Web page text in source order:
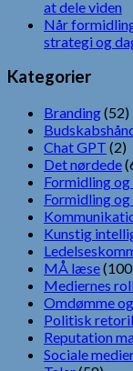
at dele viden
Når
strategi og
Kategorier
Branding(52)
Chat GPT (2)
Det nørdede
Formidling og
Formidling
Kunstig
MÅ læse
Mediernes
Omdømme
Politisk
Reputation
Sociale